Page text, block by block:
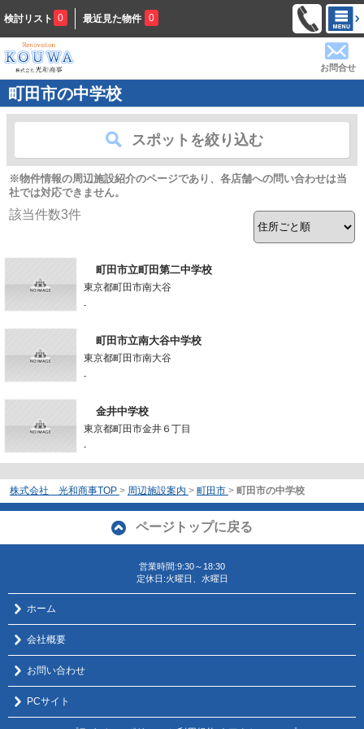
検討リスト 0 最近見た物件 0
お問合せ
町田市の中学校
スポットを絞り込む
※物件情報の周辺施設紹介のページであり、各店舗への問い合わせは当
社では対応できません。
該当件数3件
町田市立町田第二中学校
東京都町田市南大谷
-
町田市立南大谷中学校
東京都町田市南大谷
-
金井中学校
東京都町田市金井６丁目
-
株式会社 光和商事TOP > 周辺施設案内 > 町田市 > 町田市の中学校
ページトップに戻る
営業時間:9:30～18:30
定休日:火曜日、水曜日
ホーム
会社概要
お問い合わせ
PCサイト